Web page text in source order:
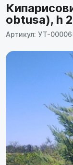
obtusa), h
Артикул: УТ-